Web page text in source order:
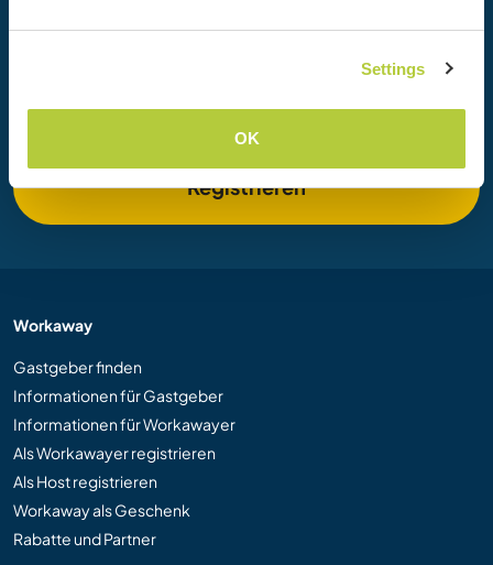
Settings
OK
erlebe einzigartige Reiseerfahrungen mit mehr als 50.000
Registrieren
Workaway
Gastgeber finden
Informationen für Gastgeber
Informationen für Workawayer
Als Workawayer registrieren
Als Host registrieren
Workaway als Geschenk
Rabatte und Partner